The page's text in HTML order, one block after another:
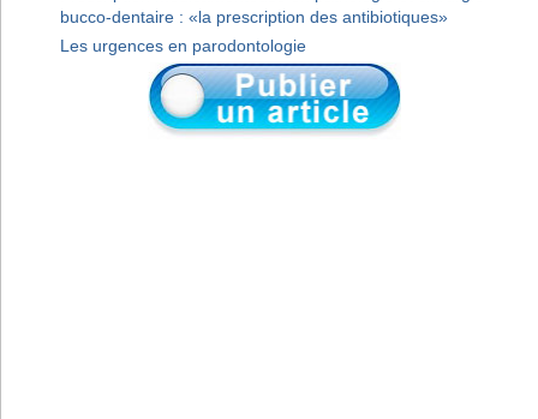
bucco-dentaire : «la prescription des antibiotiques»
Les urgences en parodontologie